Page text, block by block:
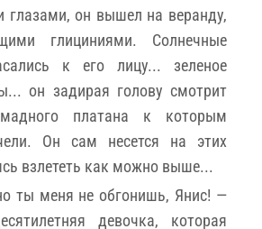
глазами, он вышел на веранду,
глициниями. Солнечные
к его лицу... зеленое
он задирая голову смотрит
платана к которым
Он сам несется на этих
взлететь как можно выше...
ты меня не обгонишь, Янис! —
девочка, которая